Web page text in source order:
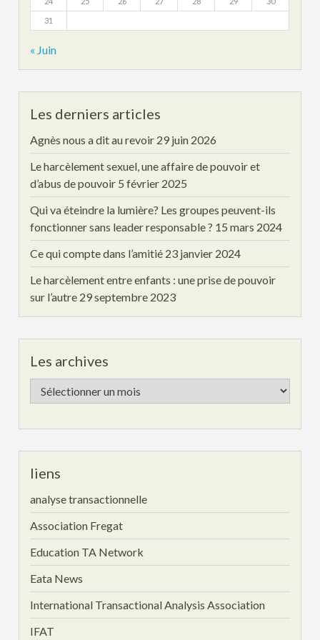
31
« Juin
Les derniers articles
Agnès nous a dit au revoir 29 juin 2026
Le harcèlement sexuel, une affaire de pouvoir et
d’abus de pouvoir 5 février 2025
Qui va éteindre la lumière? Les groupes peuvent-ils
fonctionner sans leader responsable ? 15 mars 2024
Ce qui compte dans l’amitié 23 janvier 2024
Le harcèlement entre enfants : une prise de pouvoir
sur l’autre 29 septembre 2023
Les archives
Les
archives
liens
analyse transactionnelle
Association Fregat
Education TA Network
Eata News
International Transactional Analysis Association
IFAT